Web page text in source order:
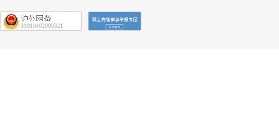
31010402000321